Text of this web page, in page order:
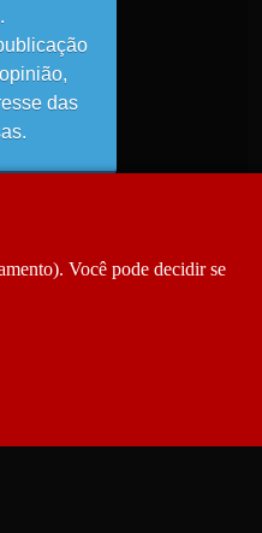
das
Você pode decidir se